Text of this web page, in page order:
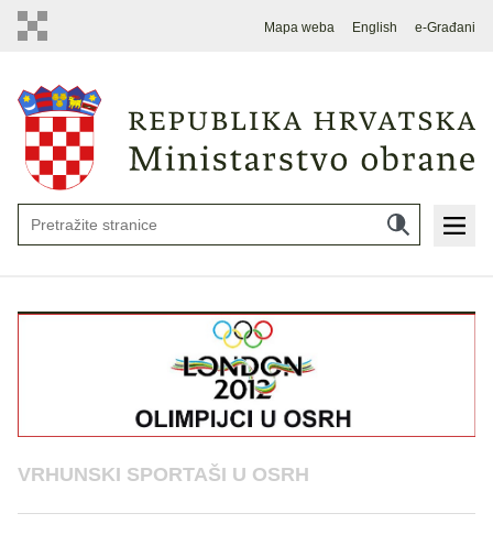
Mapa weba English e-Građani
VRHUNSKI SPORTAŠI U OSRH